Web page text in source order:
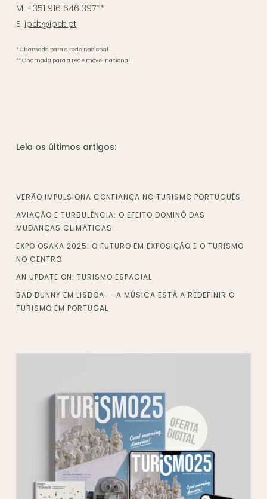
M. +351 916 646 397**
E. ipdt@ipdt.pt
* Chamada para a rede nacional
** Chamada para a rede móvel nacional
Leia os últimos artigos:
VERÃO IMPULSIONA CONFIANÇA NO TURISMO PORTUGUÊS
AVIAÇÃO E TURBULÊNCIA: O EFEITO DOMINÓ DAS
MUDANÇAS CLIMÁTICAS
EXPO OSAKA 2025: O FUTURO EM EXPOSIÇÃO E O TURISMO
NO CENTRO
AN UPDATE ON: TURISMO ESPACIAL
BAD BUNNY EM LISBOA — A MÚSICA ESTÁ A REDEFINIR O
TURISMO EM PORTUGAL